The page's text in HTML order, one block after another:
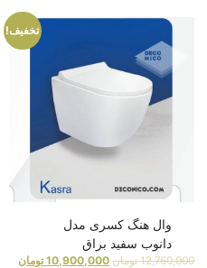
تخفیف!
وال هنگ کسری مدل
دانوب سفید براق
12,760,000 تومان 10,900,000 تومان